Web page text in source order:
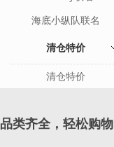
海底小纵队联名
清仓特价
清仓特价
品类齐全，轻松购物